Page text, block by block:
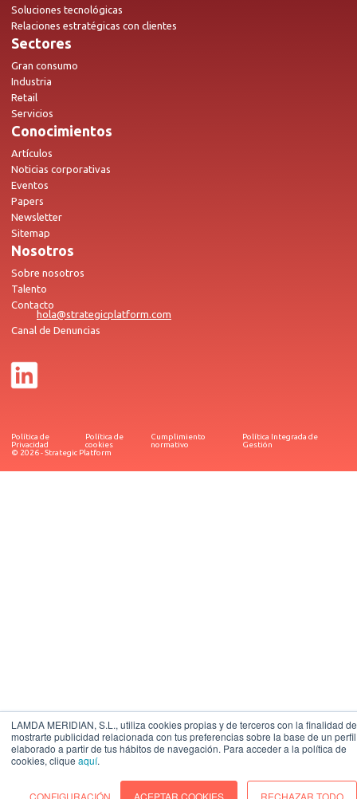
LAMDA MERIDIAN, S.L., utiliza cookies propias y de terceros con la finalidad de
mostrarte publicidad relacionada con tus preferencias sobre la base de un perfil
elaborado a partir de tus hábitos de navegación. Para acceder a la política de
cookies, clique aquí.
CONFIGURACIÓN ACEPTAR COOKIES RECHAZAR TODO
Soluciones tecnológicas
Relaciones estratégicas con clientes
Sectores
Gran consumo
Industria
Retail
Servicios
Conocimientos
Artículos
Noticias corporativas
Eventos
Papers
Newsletter
Sitemap
Nosotros
Sobre nosotros
Talento
Contacto
hola@strategicplatform.com
Canal de Denuncias
Política de
Privacidad
Política de
cookies
Cumplimiento
normativo
Política Integrada de
Gestión
© 2026 - Strategic Platform